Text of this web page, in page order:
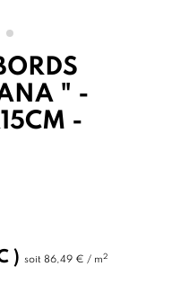
" -
-
) soit 86,49 € / m2